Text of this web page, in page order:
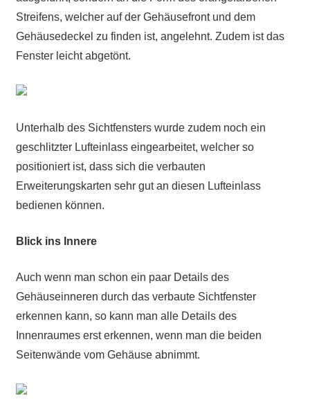
Streifens, welcher auf der Gehäusefront und dem
Gehäusedeckel zu finden ist, angelehnt. Zudem ist das
Fenster leicht abgetönt.
Unterhalb des Sichtfensters wurde zudem noch ein
geschlitzter Lufteinlass eingearbeitet, welcher so
positioniert ist, dass sich die verbauten
Erweiterungskarten sehr gut an diesen Lufteinlass
bedienen können.
Blick ins Innere
Auch wenn man schon ein paar Details des
Gehäuseinneren durch das verbaute Sichtfenster
erkennen kann, so kann man alle Details des
Innenraumes erst erkennen, wenn man die beiden
Seitenwände vom Gehäuse abnimmt.